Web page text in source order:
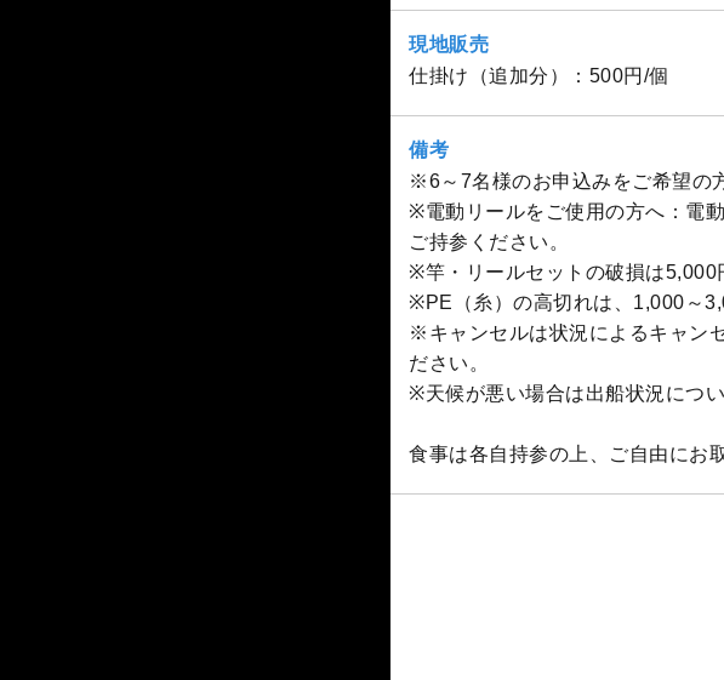
現地販売
仕掛け（追加分）：500円/個
備考
※6～7名様のお申込みをご希望の
※電動リールをご使用の方へ：電
ご持参ください。
※竿・リールセットの破損は5,000
※PE（糸）の高切れは、1,000～
※キャンセルは状況によるキャン
ださい。
※天候が悪い場合は出船状況につ
食事は各自持参の上、ご自由にお